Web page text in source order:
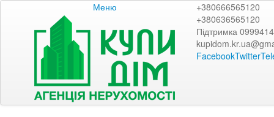
Меню
+380666565120
+380636565120
Підтримка
FacebookTwitter